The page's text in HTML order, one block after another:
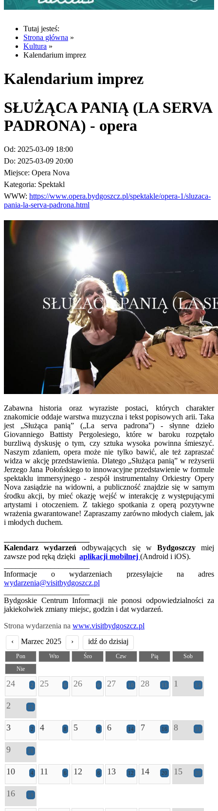
Tutaj jesteś:
Strona główna »
Kultura »
Kalendarium imprez
Kalendarium imprez
SŁUŻĄCA PANIĄ (LA SERVA
PADRONA) - opera
Od: 2025-03-09 18:00
Do: 2025-03-09 20:00
Miejsce: Opera Nova
Kategoria: Spektakl
WWW: https://www.opera.bydgoszcz.pl/spektakle/opera-1/sluzaca-
pania-la-serva-padrona.html
Zabawna historia oraz wyraziste postaci, których charakter
znakomicie oddaje warstwa muzyczna i tekst popisowych arii. Taka
jest „Służąca panią” („La serva padrona”) - słynne dzieło
Giovanniego Battisty Pergolesiego, które w baroku rozpętało
burzliwą dyskusję o tym, czy sztuka wysoka powinna śmieszyć.
Naszym zdaniem, opera może nie tylko bawić, ale też zapraszać
widza w akcję przedstawienia. Dlatego „Służąca panią” w reżyserii
Jerzego Jana Połońskiego to innowacyjne przedstawienie w formule
spektaklu immersyjnego - zespół instrumentalny Orkiestry Opery
Nova zasiądzie na widowni, a publiczność znajdzie się w samym
środku akcji, by mieć okazję wejść w interakcję z występującymi
artystami i otoczeniem. Z takiego spotkania z operą pozytywne
wrażenia gwarantowane! Zapraszamy zarówno młodych ciałem, jak
i młodych duchem.
Kalendarz wydarzeńodbywających się w Bydgoszczymiej
zawsze pod ręką dzięki aplikacji mobilnej (Android i iOS).
Informacje o wydarzeniach przesyłajcie na adres
wydarzenia@visitbydgoszcz.pl
Bydgoskie Centrum Informacji nie ponosi odpowiedzialności za
jakiekolwiek zmiany miejsc, godzin i dat wydarzeń.
Strona wydarzenia na www.visitbydgoszcz.pl
‹
Marzec 2025 › idź do dzisiaj
Pon Wto Śro Czw Pią
Sob
Nie
24 2 25 6 26 6 27 10 28 11 1 14
2 12
3 2 4 8 5 8 6 14 7 16 8 31
9 16
10 4 11 6 12 6 13 12 14 20 15 29
16 19